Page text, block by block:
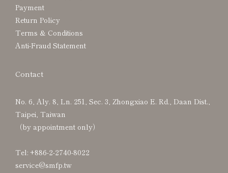
Payment
Return Policy
Terms & Conditions
Anti-Fraud Statement
Contact
No. 6, Aly. 8, Ln. 251, Sec. 3, Zhongxiao E. Rd., Daan Dist.,
Taipei, Taiwan
（by appointment only）
Tel: +886-2-2740-8022
service@smfp.tw